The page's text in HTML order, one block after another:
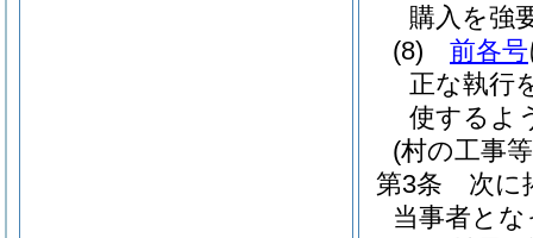
購入を強
(8)
前各号
正な執行
使するよ
(村の工事
第3条
次に
当事者と